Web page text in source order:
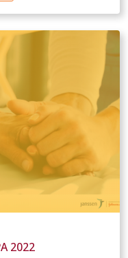
2022